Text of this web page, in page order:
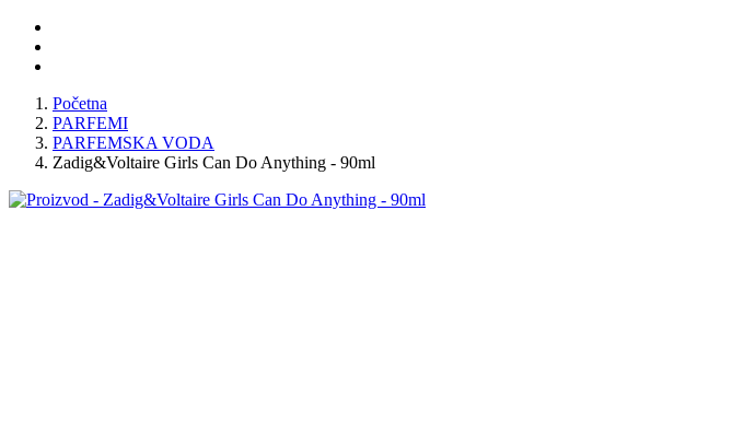
Početna
PARFEMI
PARFEMSKA VODA
Zadig&Voltaire Girls Can Do Anything - 90ml